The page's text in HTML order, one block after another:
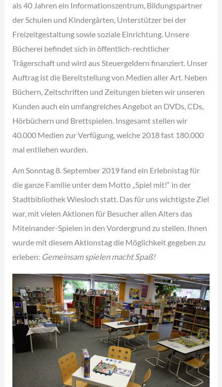
als 40 Jahren ein Informationszentrum, Bildungspartner
der Schulen und Kindergärten, Unterstützer bei der
Freizeitgestaltung sowie soziale Einrichtung. Unsere
Bücherei befindet sich in öffentlich-rechtlicher
Trägerschaft und wird aus Steuergeldern finanziert. Unser
Auftrag ist die Bereitstellung von Medien aller Art. Neben
Büchern, Zeitschriften und Zeitungen bieten wir unseren
Kunden auch ein umfangreiches Angebot an DVDs, CDs,
Hörbüchern und Brettspielen. Insgesamt stellen wir
40.000 Medien zur Verfügung, welche 2018 fast 180.000
mal entliehen wurden.
Am Sonntag 8. September 2019 fand ein Erlebnistag für
die ganze Familie unter dem Motto „Spiel mit!“ in der
Stadtbibliothek Wiesloch statt. Das für uns wichtigste Ziel
war, mit vielen Aktionen für Besucher allen Alters das
Miteinander-Spielen in den Vordergrund zu stellen. Ihnen
wurde mit diesem Aktionstag die Möglichkeit gegeben zu
erleben: Gemeinsam spielen macht Spaß!